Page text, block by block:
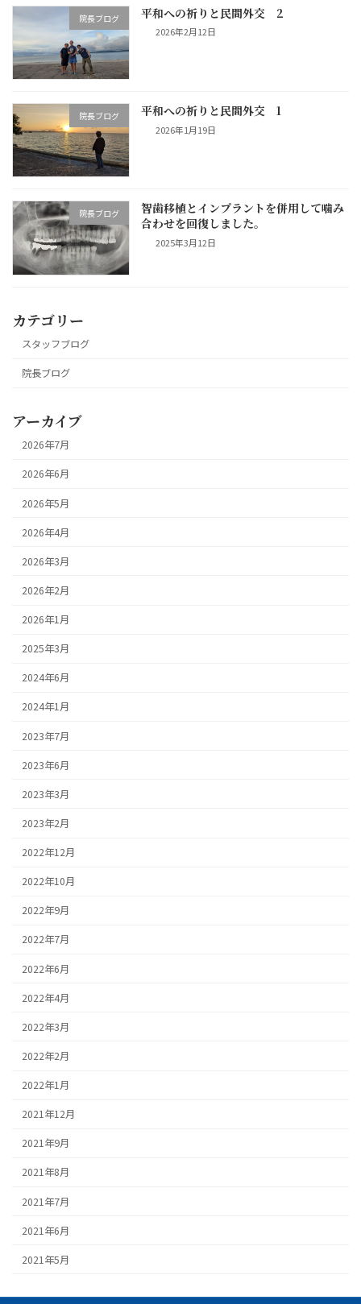
院長ブログ 平和への祈りと民間外交 2
2026年2月12日
院長ブログ 平和への祈りと民間外交 1
2026年1月19日
院長ブログ
智歯移植とインプラントを併用して噛み
合わせを回復しました。
2025年3月12日
カテゴリー
スタッフブログ
院長ブログ
アーカイブ
2026年7月
2026年6月
2026年5月
2026年4月
2026年3月
2026年2月
2026年1月
2025年3月
2024年6月
2024年1月
2023年7月
2023年6月
2023年3月
2023年2月
2022年12月
2022年10月
2022年9月
2022年7月
2022年6月
2022年4月
2022年3月
2022年2月
2022年1月
2021年12月
2021年9月
2021年8月
2021年7月
2021年6月
2021年5月